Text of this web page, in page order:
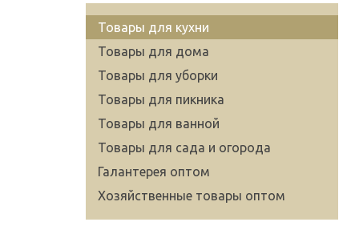
Товары для кухни
Товары для дома
Товары для уборки
Товары для пикника
Товары для ванной
Товары для сада и огорода
Галантерея оптом
Хозяйственные товары оптом